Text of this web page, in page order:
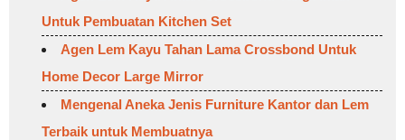
Untuk Pembuatan Kitchen Set
Agen Lem Kayu Tahan Lama Crossbond Untuk
Home Decor Large Mirror
Mengenal Aneka Jenis Furniture Kantor dan Lem
Terbaik untuk Membuatnya